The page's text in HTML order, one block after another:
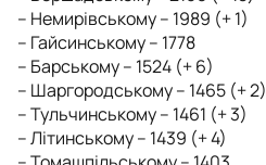
– Немирівському – 1989 (+ 1)
– Гайсинському – 1778
– Барському – 1524 (+ 6)
– Шаргородському – 1465 (+ 2)
– Тульчинському – 1461 (+ 3)
– Літинському – 1439 (+ 4)